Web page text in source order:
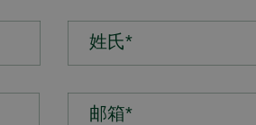
姓氏*
邮箱*